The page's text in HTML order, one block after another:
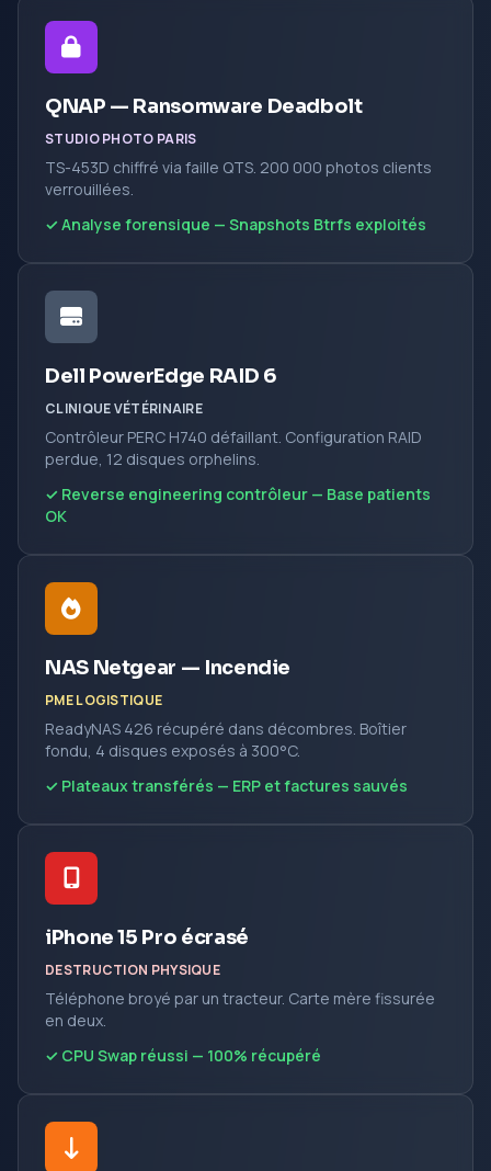
QNAP — Ransomware Deadbolt
STUDIO PHOTO PARIS
TS-453D chiffré via faille QTS. 200 000 photos clients
verrouillées.
✓ Analyse forensique — Snapshots Btrfs exploités
Dell PowerEdge RAID 6
CLINIQUE VÉTÉRINAIRE
Contrôleur PERC H740 défaillant. Configuration RAID
perdue, 12 disques orphelins.
✓ Reverse engineering contrôleur — Base patients
OK
NAS Netgear — Incendie
PME LOGISTIQUE
ReadyNAS 426 récupéré dans décombres. Boîtier
fondu, 4 disques exposés à 300°C.
✓ Plateaux transférés — ERP et factures sauvés
iPhone 15 Pro écrasé
DESTRUCTION PHYSIQUE
Téléphone broyé par un tracteur. Carte mère fissurée
en deux.
✓ CPU Swap réussi — 100% récupéré